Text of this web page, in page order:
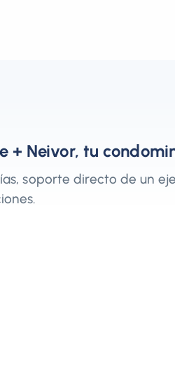
+ Neivor, tu
soporte directo de un